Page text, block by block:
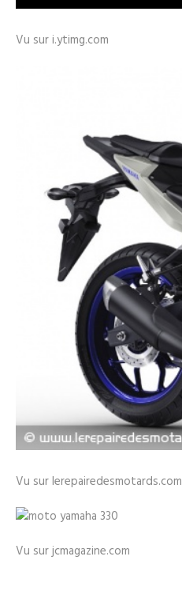
Vu sur i.ytimg.com
Vu sur lerepairedesmotards.com
Vu sur jcmagazine.com